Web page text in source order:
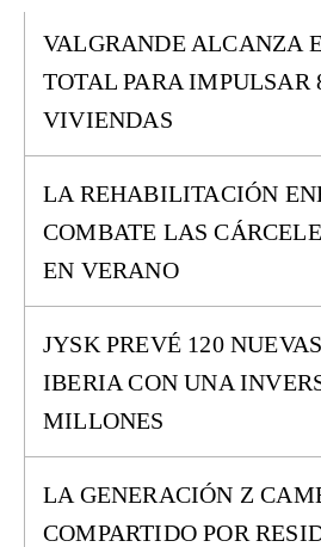
VALGRANDE ALCANZA
TOTAL PARA IMPULSAR
VIVIENDAS
LA REHABILITACIÓN
COMBATE LAS
EN VERANO
JYSK PREVÉ 120
IBERIA CON UNA
MILLONES
LA GENERACIÓN Z
COMPARTIDO POR